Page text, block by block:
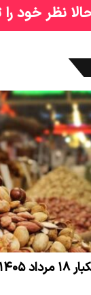
نظر خود
۱۴۰۵